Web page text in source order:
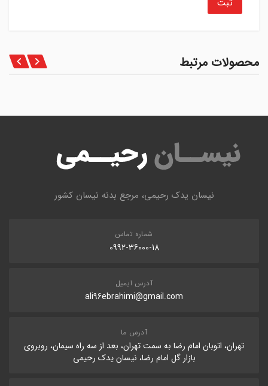
محصولات مرتبط
نیسان یدک رحیمی، مرجع بدنه نیسان کشور
شماره تماس
0992-36000-18
آدرس ایمیل
ali96ebrahimi@gmail.com
آدرس ما
تهران، اتوبان امام رضا به سمت تهران، بعد از سه راه سیمان، روبروی
بازار گل امام رضا، نیسان یدک رحیمی